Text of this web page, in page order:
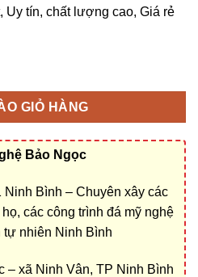
Uy tín, chất lượng cao, Giá rẻ
Mộ đá xanh rêu ở Bạc Liêu rẻ
GIỎ HÀNG
Bảo Ngọc
Bình – Chuyên xây các
các công trình đá mỹ nghệ
tự nhiên Ninh Bình
– xã Ninh Vân, TP Ninh Bình